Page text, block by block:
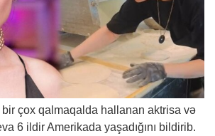
bir çox qalmaqalda hallanan aktrisa və
6 ildir Amerikada yaşadığını bildirib.